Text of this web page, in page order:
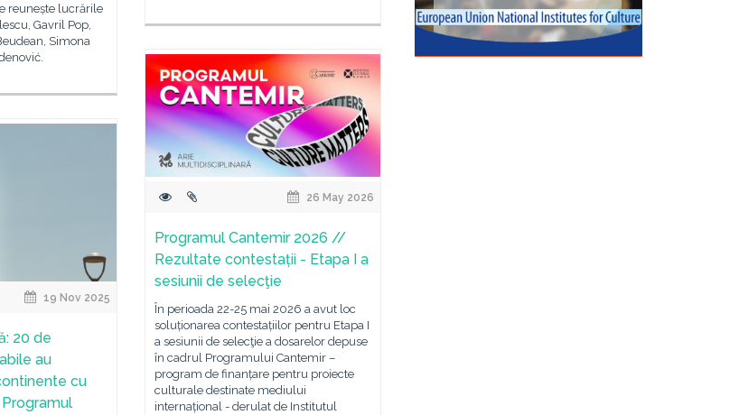
reunește lucrările
Gavril Pop,
Simona
26 May 2026
Programul Cantemir 2026 //
Rezultate contestații - Etapa I a
sesiunii de selecţie
În perioada 22-25 mai 2026 a avut loc
soluționarea contestațiilor pentru Etapa I
a sesiunii de selecţie a dosarelor depuse
în cadrul Programului Cantemir –
program de finanțare pentru proiecte
culturale destinate mediului
internațional - derulat de Institutul
19 Nov 2025
20 de
au
cu
Programul